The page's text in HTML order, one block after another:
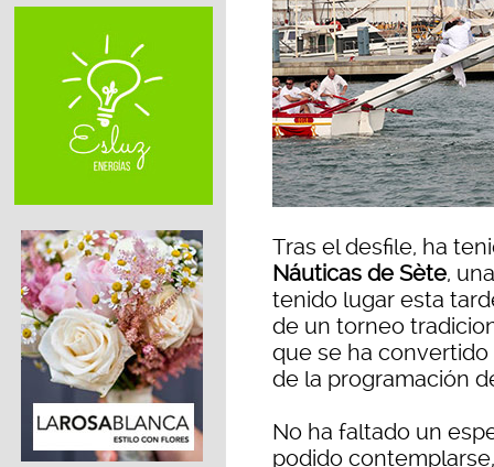
Tras el desfile, ha
Náuticas de Sète,
tenido lugar esta
de un torneo
que se ha
de la programación
No ha faltado un
podido